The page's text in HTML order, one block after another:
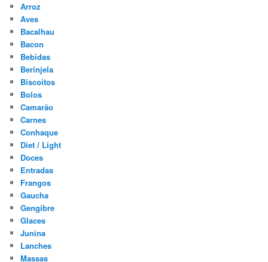
Arroz
Aves
Bacalhau
Bacon
Bebidas
Berinjela
Biscoitos
Bolos
Camarão
Carnes
Conhaque
Diet / Light
Doces
Entradas
Frangos
Gaucha
Gengibre
Glaces
Junina
Lanches
Massas